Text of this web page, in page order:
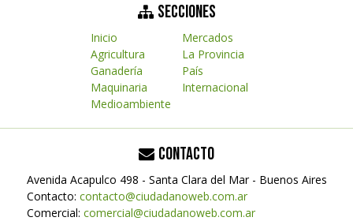
SECCIONES
Inicio
Agricultura
Ganadería
Maquinaria
Medioambiente
Mercados
La Provincia
País
Internacional
CONTACTO
Avenida Acapulco 498 - Santa Clara del Mar - Buenos Aires
Contacto: contacto@ciudadanoweb.com.ar
Comercial: comercial@ciudadanoweb.com.ar